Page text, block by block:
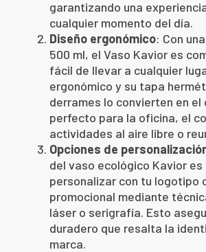
garantizando una
cualquier momento del día.
Diseño ergonómico: Con
500 ml, el Vaso Kavior es
fácil de llevar a cualquier
ergonómico y su tapa
derrames lo convierten en el
perfecto para la oficina, el
actividades al aire libre o
Opciones de
del vaso ecológico Kavior es
personalizar con tu logotipo
promocional mediante
láser o serigrafía. Esto
duradero que resalta la
marca.